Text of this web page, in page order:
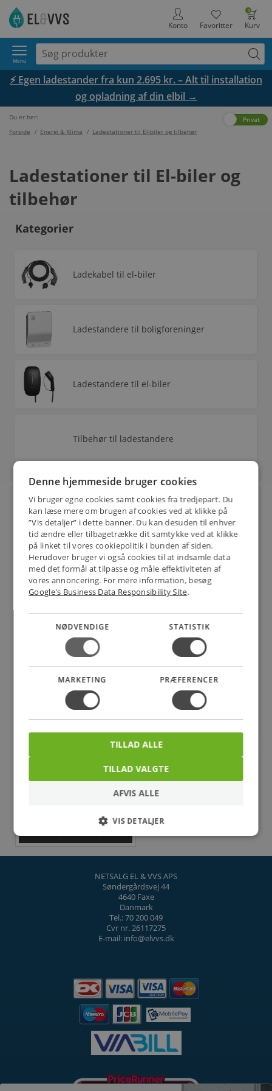
0
Kurv
Favoritter
Konto
Menu
⚡ Egen ladestander fra kun 2.695 kr. – Alt til installation
og opladning af din elbil →
Du er her:
Forside / Energi & Klima / Ladestationer til El-biler og tilbehør
Privat
Ladestationer til El-biler og
tilbehør
Kategorier
Ladekabel til el-biler
Ladestandere til boligforeninger
Ladestandere til el-biler
Tilbehør til ladestandere
Mærker
NETSALG EL & VVS APS
Søndergårdsvej 44
4640 Faxe
Danmark
Tel.: 70 200 049
Cvr nr. 26117275
E-mail: info@elvvs.dk
Denne hjemmeside bruger cookies
Vi bruger egne cookies samt cookies fra tredjepart. Du
kan læse mere om brugen af cookies ved at klikke på
”Vis detaljer” i dette banner. Du kan desuden til enhver
tid ændre eller tilbagetrække dit samtykke ved at klikke
på linket til vores cookiepolitik i bunden af siden.
Herudover bruger vi også cookies til at indsamle data
med det formål at tilpasse og måle effektiviteten af
vores annoncering. For mere information, besøg
Google's Business Data Responsibility Site.
NØDVENDIGE STATISTIK
MARKETING PRÆFERENCER
TILLAD VALGTE
TILLAD ALLE
AFVIS ALLE
VIS DETALJER